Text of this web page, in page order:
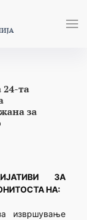
24-та
за
ЗА
НА:
извршување